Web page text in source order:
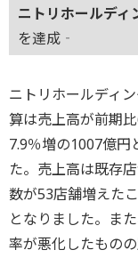
ニトリホールディ
を達成‐
ニトリホールディ
算は売上高が前期
7.9％増の1007億円
た。売上高は既存
数が53店舗増えた
となりました。ま
率が悪化したもの